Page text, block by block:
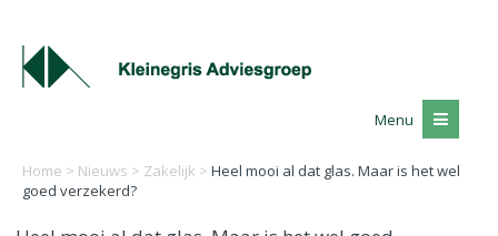
Menu
Home > Nieuws > Zakelijk > Heel mooi al dat glas. Maar is het wel
goed verzekerd?